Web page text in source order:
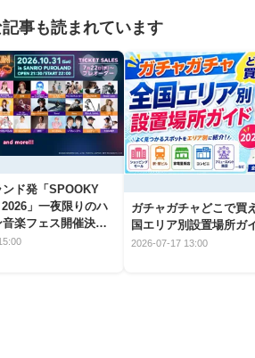
記事も読まれています
ンド発「SPOOKY
」一夜限りのハ
音楽フェス開催決
ガチャガチャどこで買
国エリア別設置場所ガ
2026-07-17 13:00